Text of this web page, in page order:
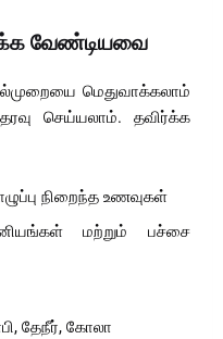
வேண்டியவை
மெதுவாக்கலாம்
செய்யலாம். தவிர்க்க
நிறைந்த உணவுகள்
மற்றும் பச்சை
தேநீர், கோலா